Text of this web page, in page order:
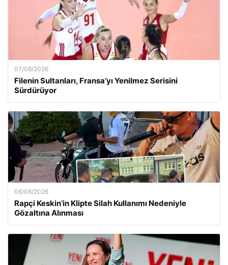
07/08/2026
Filenin Sultanları, Fransa’yı Yenilmez Serisini
Sürdürüyor
06/08/2026
Rapçi Keskin’in Klipte Silah Kullanımı Nedeniyle
Gözaltına Alınması